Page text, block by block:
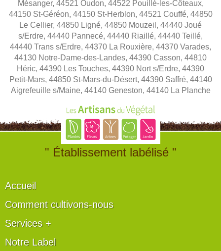
Mésanger, 44521 Oudon, 44522 Pouillé-les-Côteaux,
44150 St-Géréon, 44150 St-Herblon, 44521 Couffé, 44850
Le Cellier, 44850 Ligné, 44850 Mouzeil, 44440 Joué
s/Erdre, 44440 Pannecé, 44440 Riaillé, 44440 Teillé,
44440 Trans s/Erdre, 44370 La Rouxière, 44370 Varades,
44130 Notre-Dame-des-Landes, 44390 Casson, 44810
Héric, 44390 Les Touches, 44390 Nort s/Erdre, 44390
Petit-Mars, 44850 St-Mars-du-Désert, 44390 Saffré, 44140
Aigrefeuille s/Maine, 44140 Geneston, 44140 La Planche
" Établissement labélisé "
Accueil
Comment cultivons-nous
Services +
Notre Label